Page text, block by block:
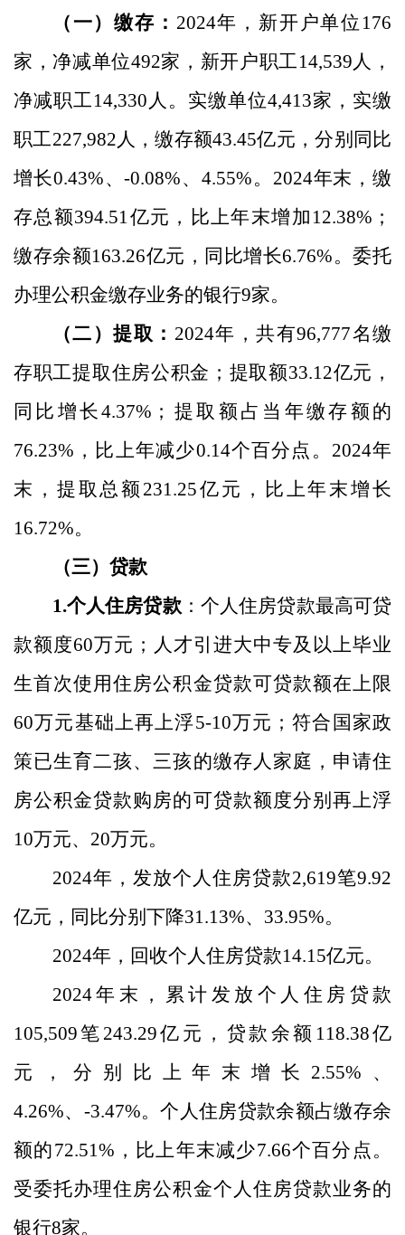
（一）缴存： 2024年，新开户单位 176
家 ， 净减单位492家，新开户职工14,539人，
净减职工14,330 人。实缴单位4,413家，实缴
职工227,982人，缴存额43.45亿元，分别同比
增长0.43%、-0.08%、4.55%。 2024年末，缴
存总额394.51亿元，比上年末增加 12.38% ；
缴存余额163.26亿元，同比增长6.76%。委托
办理公积金缴存业务的银行9家。
（二）提取： 2024年，共有96,777名缴
存职工提取住房公积金；提取额33.12亿元，
同比增长4.37% ；提取额占当年缴存额的
76.23% ，比上年减少0.14个百分点。 2024年
末，提取总额 231.25亿元，比上年末增长
16.72%。
（三）贷款
1.个人住房贷款： 个人住房贷款最高可贷
款额度60万元；人才引进大中专及以上毕业
生首次使用住房公积金贷款可贷款额在上限
60万元基础上再上浮5-10万元；符合国家政
策已生育二孩、三孩的缴存人家庭，申请住
房公积金贷款购房的可贷款额度分别再上浮
10万元、 20万元。
2024年，发放个人住房贷款2,619笔9.92
亿元，同比分别 下降31.13%、 33.95%。
2024年，回收个人住房贷款14.15亿元。
2024年末，累计发放个人住房贷款
105,509笔 243.29亿元，贷款余额 118.38亿
元， 分别 比上年末增长 2.55% 、
4.26%、 -3.47%。个人住房贷款余额占缴存余
额的72.51% ，比上年末减少7.66个百分点。
受委托办理住房公积金个人住房贷款业务的
银行8家。